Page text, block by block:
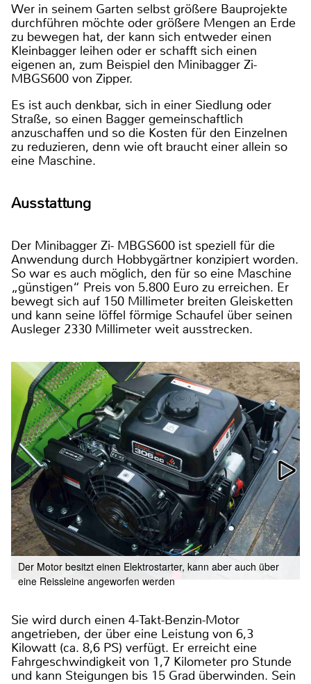
Wer in seinem Garten selbst größere Bauprojekte
durchführen möchte oder größere Mengen an Erde
zu bewegen hat, der kann sich entweder einen
Kleinbagger leihen oder er schafft sich einen
eigenen an, zum Beispiel den Minibagger Zi-
MBGS600 von Zipper.
Es ist auch denkbar, sich in einer Siedlung oder
Straße, so einen Bagger gemeinschaftlich
anzuschaffen und so die Kosten für den Einzelnen
zu reduzieren, denn wie oft braucht einer allein so
eine Maschine.
Ausstattung
Der Minibagger Zi- MBGS600 ist speziell für die
Anwendung durch Hobbygärtner konzipiert worden.
So war es auch möglich, den für so eine Maschine
„günstigen“ Preis von 5.800 Euro zu erreichen. Er
bewegt sich auf 150 Millimeter breiten Gleisketten
und kann seine löffel förmige Schaufel über seinen
Ausleger 2330 Millimeter weit ausstrecken.
Der Motor besitzt einen Elektrostarter, kann aber auch über
eine Reissleine angeworfen werden
Sie wird durch einen 4-Takt-Benzin-Motor
angetrieben, der über eine Leistung von 6,3
Kilowatt (ca. 8,6 PS) verfügt. Er erreicht eine
Fahrgeschwindigkeit von 1,7 Kilometer pro Stunde
und kann Steigungen bis 15 Grad überwinden. Sein